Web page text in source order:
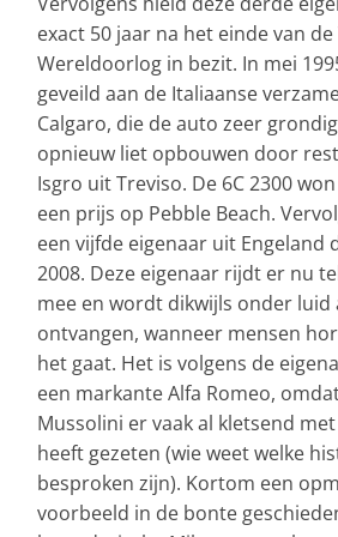
exact 50 jaar na het einde van de
Wereldoorlog in bezit. In mei
geveild aan de Italiaanse
Calgaro, die de auto zeer
opnieuw liet opbouwen door
Isgro uit Treviso. De 6C 2300
een prijs op Pebble Beach.
een vijfde eigenaar uit Engeland
2008. Deze eigenaar rijdt er nu
mee en wordt dikwijls onder luid
ontvangen, wanneer mensen
het gaat. Het is volgens de
een markante Alfa Romeo,
Mussolini er vaak al kletsend
heeft gezeten (wie weet welke
besproken zijn). Kortom een
voorbeeld in de bonte